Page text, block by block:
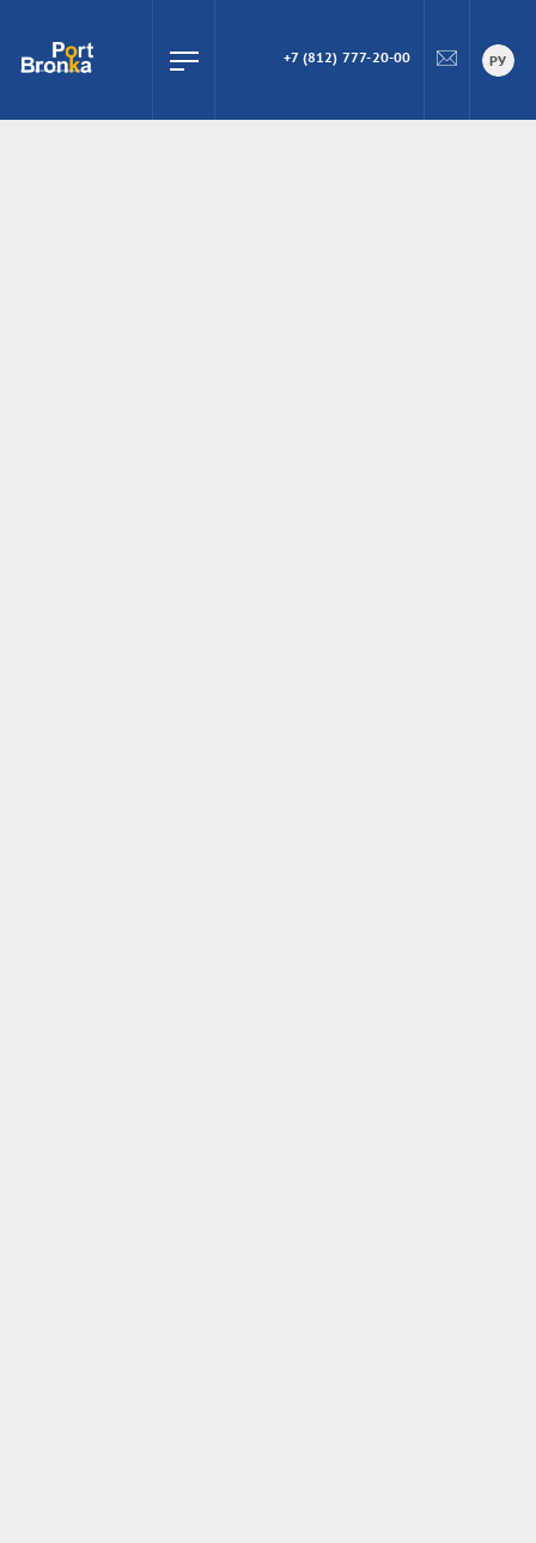
ПОИСК
+7 (812) 777-20-00 РУ